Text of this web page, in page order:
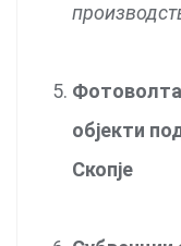
објекти
Скопје